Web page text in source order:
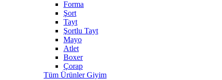
Forma
Şort
Tayt
Şortlu Tayt
Mayo
Atlet
Boxer
Çorap
Tüm Ürünler Giyim